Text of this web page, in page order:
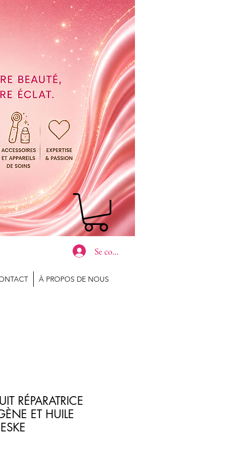
Se connecter
À PROPOS DE NOUS
RÉPARATRICE
ET HUILE